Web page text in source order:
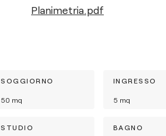
Planimetria.pdf
SOGGIORNO
50 mq
INGRESSO
5 mq
STUDIO BAGNO